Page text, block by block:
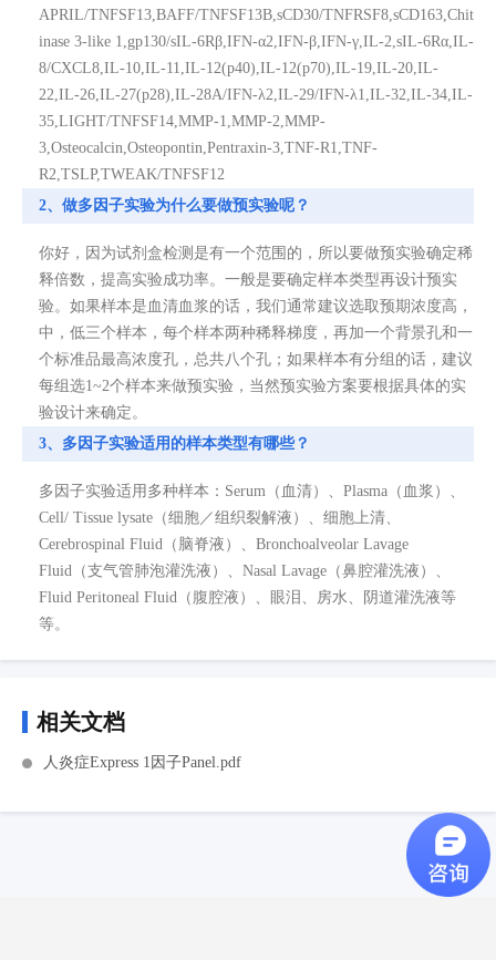
APRIL/TNFSF13,BAFF/TNFSF13B,sCD30/TNFRSF8,sCD163,Chit
inase 3-like 1,gp130/sIL-6Rβ,IFN-α2,IFN-β,IFN-γ,IL-2,sIL-6Rα,IL-
8/CXCL8,IL-10,IL-11,IL-12(p40),IL-12(p70),IL-19,IL-20,IL-
22,IL-26,IL-27(p28),IL-28A/IFN-λ2,IL-29/IFN-λ1,IL-32,IL-34,IL-
35,LIGHT/TNFSF14,MMP-1,MMP-2,MMP-
3,Osteocalcin,Osteopontin,Pentraxin-3,TNF-R1,TNF-
R2,TSLP,TWEAK/TNFSF12
2、做多因子实验为什么要做预实验呢？
你好，因为试剂盒检测是有一个范围的，所以要做预实验确定稀
释倍数，提高实验成功率。一般是要确定样本类型再设计预实
验。如果样本是血清血浆的话，我们通常建议选取预期浓度高，
中，低三个样本，每个样本两种稀释梯度，再加一个背景孔和一
个标准品最高浓度孔，总共八个孔；如果样本有分组的话，建议
每组选1~2个样本来做预实验，当然预实验方案要根据具体的实
验设计来确定。
3、多因子实验适用的样本类型有哪些？
多因子实验适用多种样本：Serum（血清）、Plasma（血浆）、
Cell/ Tissue lysate（细胞／组织裂解液）、细胞上清、
Cerebrospinal Fluid（脑脊液）、Bronchoalveolar Lavage
Fluid（支气管肺泡灌洗液）、Nasal Lavage（鼻腔灌洗液）、
Fluid Peritoneal Fluid（腹腔液）、眼泪、房水、阴道灌洗液等
等。
相关文档
人炎症Express 1因子Panel.pdf